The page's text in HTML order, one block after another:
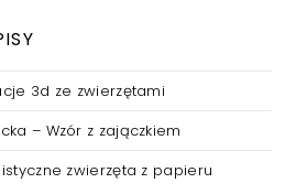
3d ze zwierzętami
– Wzór z zajączkiem
zwierzęta z papieru